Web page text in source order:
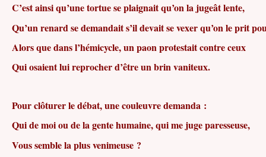
C’est ainsi qu’une tortue se plaignait qu’on la jugeât lente,
Qu’un renard se demandait s’il devait se vexer qu’on le prit
Alors que dans l’hémicycle, un paon protestait contre ceux
Qui osaient lui reprocher d’être un brin vaniteux.
Pour clôturer le débat, une couleuvre demanda :
Qui de moi ou de la gente humaine, qui me juge paresseuse,
Vous semble la plus venimeuse ?